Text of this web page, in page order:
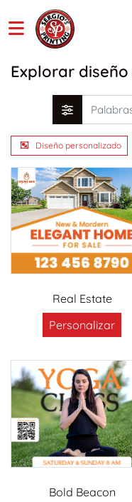
Explorar diseño
Diseño personalizado
Real Estate
Personalizar
Bold Beacon